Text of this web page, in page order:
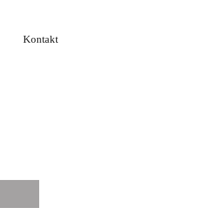
Kontakt